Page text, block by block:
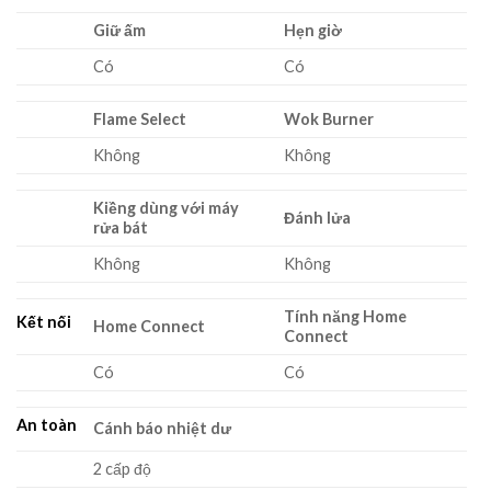
Giữ ấm
Hẹn giờ
Có
Có
Flame Select
Wok Burner
Không
Không
Kiềng dùng với máy
rửa bát
Đánh lửa
Không Không
Kết nối Home Connect
Tính năng Home
Connect
Có
Có
An toàn Cánh báo nhiệt dư
2 cấp độ